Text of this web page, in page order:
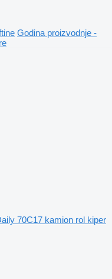
Godina proizvodnje -
70C17 kamion rol kiper